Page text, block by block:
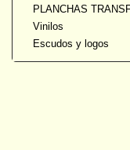
PLANCHAS
Vinilos
Escudos y logos